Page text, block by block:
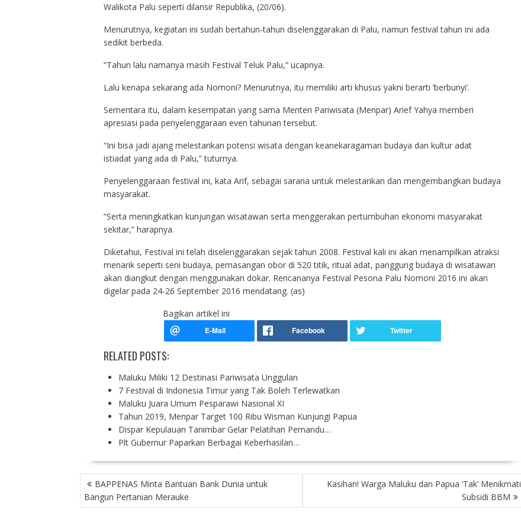
Walikota Palu seperti dilansir Republika, (20/06).
Menurutnya, kegiatan ini sudah bertahun-tahun diselenggarakan di Palu, namun festival tahun ini ada
sedikit berbeda.
“Tahun lalu namanya masih Festival Teluk Palu,” ucapnya.
Lalu kenapa sekarang ada Nomoni? Menurutnya, itu memiliki arti khusus yakni berarti ‘berbunyi’.
Sementara itu, dalam kesempatan yang sama Menteri Pariwisata (Menpar) Arief Yahya memberi
apresiasi pada penyelenggaraan even tahunan tersebut.
“Ini bisa jadi ajang melestarikan potensi wisata dengan keanekaragaman budaya dan kultur adat
istiadat yang ada di Palu,” tuturnya.
Penyelenggaraan festival ini, kata Arif, sebagai sarana untuk melestarikan dan mengembangkan budaya
masyarakat.
“Serta meningkatkan kunjungan wisatawan serta menggerakan pertumbuhan ekonomi masyarakat
sekitar,” harapnya.
Diketahui, Festival ini telah diselenggarakan sejak tahun 2008. Festival kali ini akan menampilkan atraksi
menarik seperti seni budaya, pemasangan obor di 520 titik, ritual adat, panggung budaya di wisatawan
akan diangkut dengan menggunakan dokar. Rencananya Festival Pesona Palu Nomoni 2016 ini akan
digelar pada 24-26 September 2016 mendatang. (as)
Bagikan artikel ini
RELATED POSTS:
Maluku Miliki 12 Destinasi Pariwisata Unggulan
7 Festival di Indonesia Timur yang Tak Boleh Terlewatkan
Maluku Juara Umum Pesparawi Nasional XI
Tahun 2019, Menpar Target 100 Ribu Wisman Kunjungi Papua
Dispar Kepulauan Tanimbar Gelar Pelatihan Pemandu…
Plt Gubernur Paparkan Berbagai Keberhasilan…
P
O
S
BAPPENAS Minta Bantuan Bank Dunia untuk
Bangun Pertanian Merauke
Kasihan! Warga Maluku dan Papua ‘Tak’ Menikmati
Subsidi BBM